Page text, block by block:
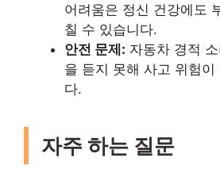
어려움은 정신 건강에도
칠 수 있습니다.
안전 문제: 자동차 경적
을 듣지 못해 사고 위험이
다.
자주 하는 질문